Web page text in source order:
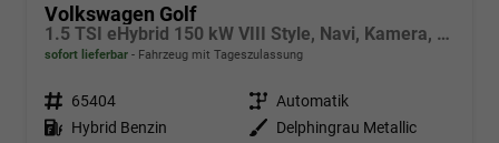
Volkswagen Golf
1.5 TSI eHybrid 150 kW VIII Style, Navi, Kamera, Side, LED-Plus
sofort lieferbar Fahrzeug mit Tageszulassung
Fahrzeugnr. 65404 Getriebe Automatik
Kraftstoff Hybrid Benzin Außenfarbe
Delphingrau Metallic